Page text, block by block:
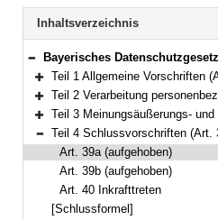
BAYERN.RECHT
letzten
Suche
Navigation
Inhaltsverzeichnis
Bereich reduzieren
Bayerisches Datenschutzgesetz (BayDSG) Vom 15.
Bereich erweitern
Teil 1 Allgemeine Vorschriften
Bereich erweitern
Teil 2 Verarbeitung
Bereich erweitern
Teil 3 Meinungsäußerungs- und
Bereich reduzieren
Teil 4 Schlussvorschriften (Art.
Art. 39a (aufgehoben)
Art. 39b (aufgehoben)
Art. 40 Inkrafttreten
[Schlussformel]